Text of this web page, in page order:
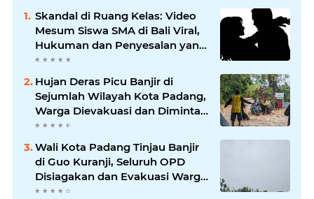
Skandal di Ruang Kelas: Video
Mesum Siswa SMA di Bali Viral,
Hukuman dan Penyesalan yang
Mengikuti
Hujan Deras Picu Banjir di
Sejumlah Wilayah Kota Padang,
Warga Dievakuasi dan Diminta
Waspada Banjir Susulan
Wali Kota Padang Tinjau Banjir
di Guo Kuranji, Seluruh OPD
Disiagakan dan Evakuasi Warga
Dipercepat